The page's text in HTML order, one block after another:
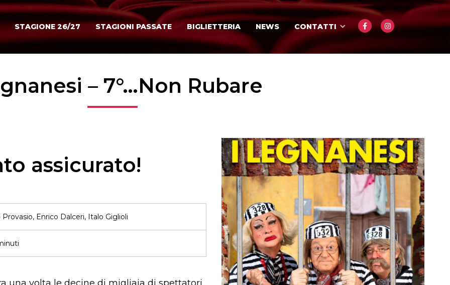
STAGIONE 26/27 STAGIONI PASSATE BIGLIETTERIA NEWS CONTATTI
– 7°…Non Rubare
assicurato!
Enrico Dalceri, Italo Giglioli